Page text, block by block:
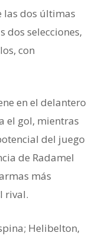
las dos últimas
dos selecciones,
con
en el delantero
el gol, mientras
del juego
de Radamel
más
rival.
Helibelton,